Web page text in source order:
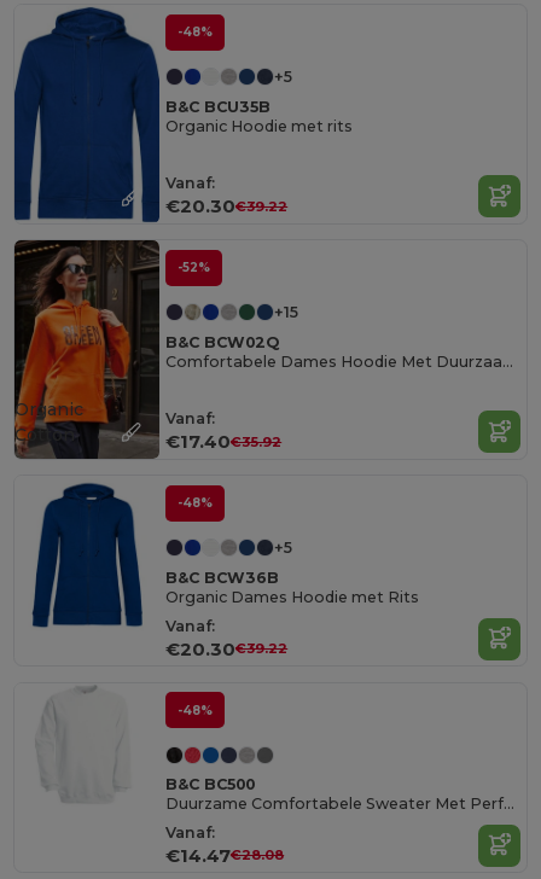
-48%
+5
B&C BCU35B
Organic Hoodie met rits
Vanaf:
€20.30€39.22
-52%
+15
B&C BCW02Q
Comfortabele Dames Hoodie Met Duurzaamheid
Vanaf:
€17.40€35.92
Organic
Cotton
-48%
+5
B&C BCW36B
Organic Dames Hoodie met Rits
Vanaf:
€20.30€39.22
-48%
B&C BC500
Duurzame Comfortabele Sweater Met Perfecte Pasvorm
Vanaf:
€14.47€28.08